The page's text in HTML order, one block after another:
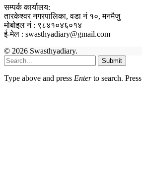
सम्पर्क कार्यालय:
तारकेश्वर नगरपालिका, वडा नं १०, मनमैजु
मोबोइल नं : ९८४१०४६०१४
ई-मेल : swasthyadiary@gmail.com
© 2026 Swasthyadiary.
Submit
Type above and press Enterto search. Press